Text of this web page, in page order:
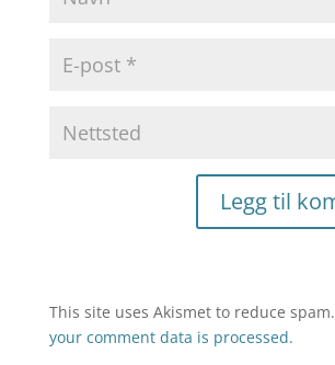
This site uses Akismet to reduce spam.
your comment data is processed.